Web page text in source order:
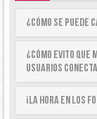
¿Cómo se puede
¿Cómo evito
usuarios
¡La hora en los